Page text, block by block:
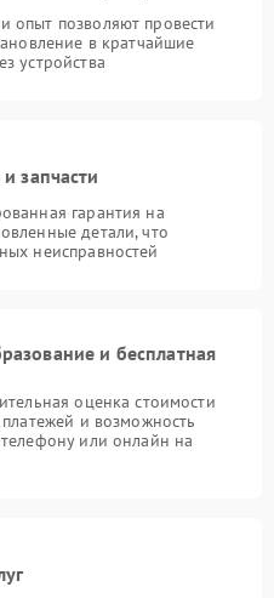
опыт позволяют провести
в кратчайшие
устройства
запчасти
гарантия на
детали, что
неисправностей
и бесплатная
оценка стоимости
и возможность
или онлайн на